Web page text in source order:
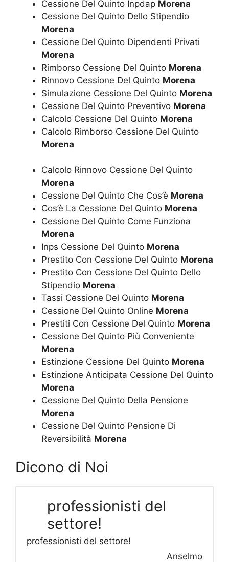
Cessione Del Quinto Inpdap Morena
Cessione Del Quinto Dello Stipendio
Morena
Cessione Del Quinto Dipendenti Privati
Morena
Rimborso Cessione Del Quinto Morena
Rinnovo Cessione Del Quinto Morena
Simulazione Cessione Del Quinto Morena
Cessione Del Quinto Preventivo Morena
Calcolo Cessione Del Quinto Morena
Calcolo Rimborso Cessione Del Quinto
Morena
Calcolo Rinnovo Cessione Del Quinto
Morena
Cessione Del Quinto Che Cos’è Morena
Cos’è La Cessione Del Quinto Morena
Cessione Del Quinto Come Funziona
Morena
Inps Cessione Del Quinto Morena
Prestito Con Cessione Del Quinto Morena
Prestito Con Cessione Del Quinto Dello
Stipendio Morena
Tassi Cessione Del Quinto Morena
Cessione Del Quinto Online Morena
Prestiti Con Cessione Del Quinto Morena
Cessione Del Quinto Più Conveniente
Morena
Estinzione Cessione Del Quinto Morena
Estinzione Anticipata Cessione Del Quinto
Morena
Cessione Del Quinto Della Pensione
Morena
Cessione Del Quinto Pensione Di
Reversibilità Morena
Dicono di Noi
professionisti del
settore!
professionisti del settore!
Anselmo